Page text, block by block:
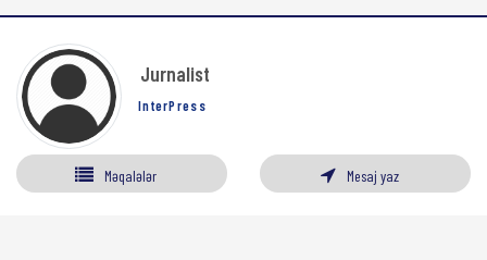
Jurnalist
InterPress
Məqalələr Mesaj yaz